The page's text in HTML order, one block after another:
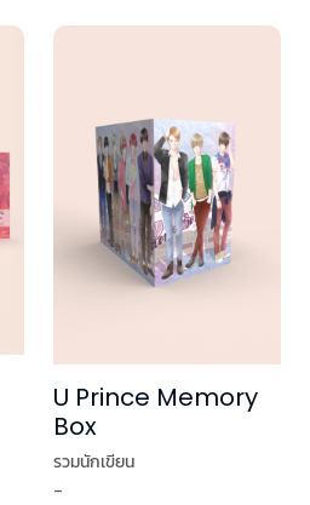
U Prince Memory
Box
รวมนักเขียน
-